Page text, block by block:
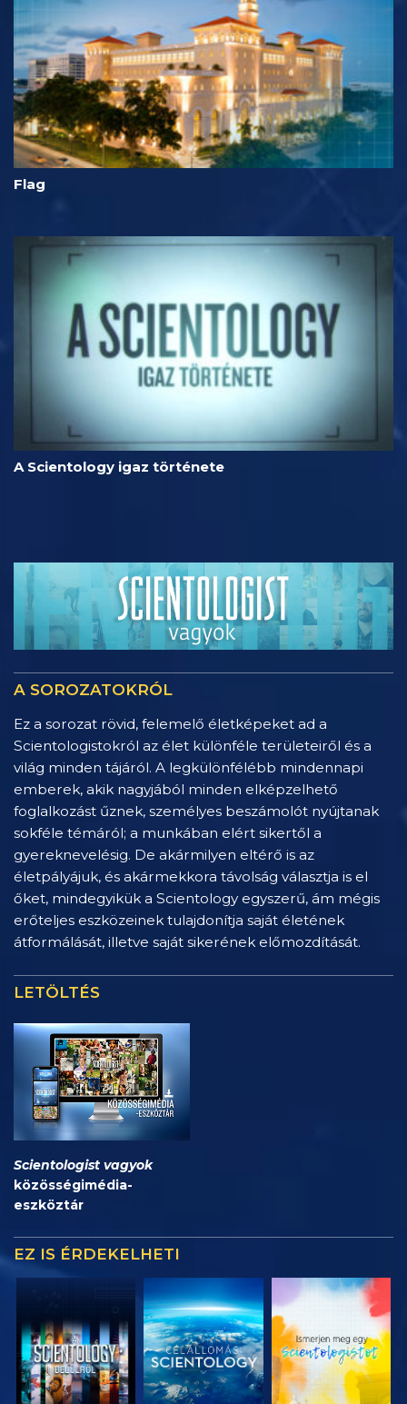
Flag
A Scientology igaz története
A SOROZATOKRÓL
Ez a sorozat rövid, felemelő életképeket ad a
Scientologistokról az élet különféle területeiről és a
világ minden tájáról. A legkülönfélébb mindennapi
emberek, akik nagyjából minden elképzelhető
foglalkozást űznek, személyes beszámolót nyújtanak
sokféle témáról; a munkában elért sikertől a
gyereknevelésig. De akármilyen eltérő is az
életpályájuk, és akármekkora távolság választja is el
őket, mindegyikük a Scientology egyszerű, ám mégis
erőteljes eszközeinek tulajdonítja saját életének
átformálását, illetve saját sikerének előmozdítását.
LETÖLTÉS
Scientologist vagyok
közösségimédia-
eszköztár
EZ IS ÉRDEKELHETI